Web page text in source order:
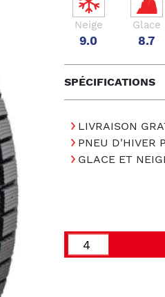
Neige
9.0
Glace
8.7
SPÉCIFICATIONS
LIVRAISON
PNEU D'HIVER
GLACE ET